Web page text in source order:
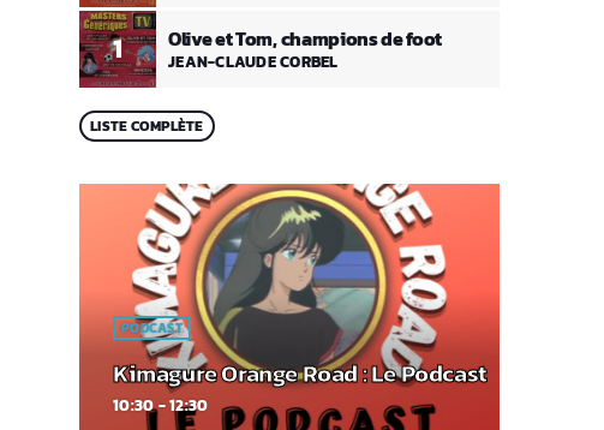
1 Olive et Tom, champions de foot
JEAN-CLAUDE CORBEL
LISTE COMPLÈTE
PODCAST
Kimagure Orange Road : Le Podcast
10:30 - 12:30